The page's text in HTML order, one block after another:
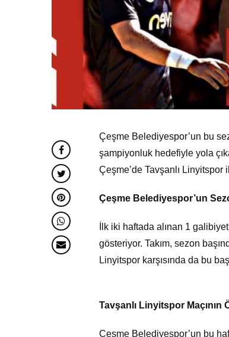
Çeşme Belediyespor’un bu
şampiyonluk hedefiyle yola
Çeşme’de Tavşanlı Linyitspor
Çeşme Belediyespor’un
İlk iki haftada alınan 1
gösteriyor. Takım, sezon
Linyitspor karşısında da bu
Tavşanlı Linyitspor Maçının
Çeşme Belediyespor’un bu